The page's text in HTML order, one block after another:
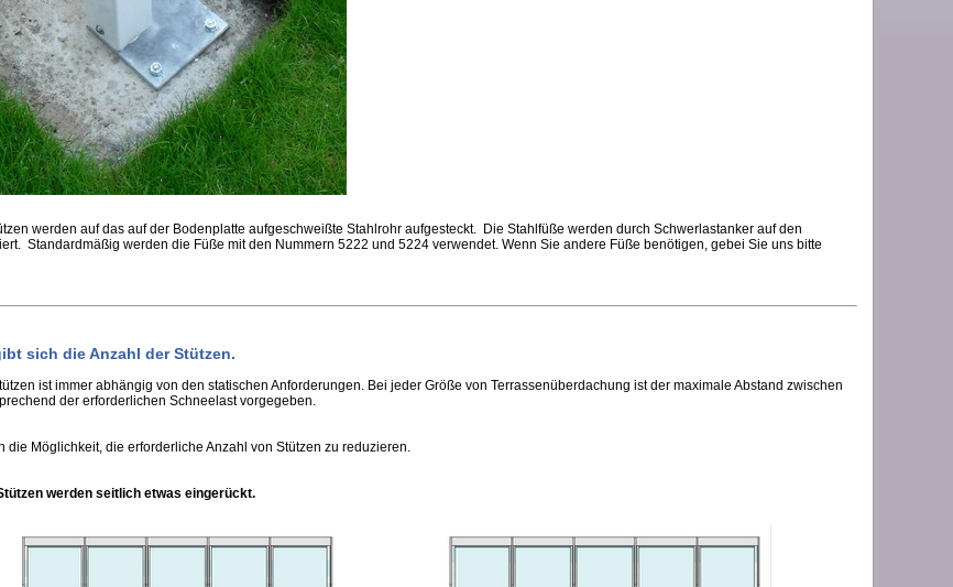
werden auf das auf der Bodenplatte aufgeschweißte Stahlrohr aufgesteckt. Die Stahlfüße werden durch Schwerlastanker auf den
Standardmäßig werden die Füße mit den Nummern 5222 und 5224 verwendet. Wenn Sie andere Füße benötigen, gebei Sie uns bitte
sich die Anzahl der Stützen.
ist immer abhängig von den statischen Anforderungen. Bei jeder Größe von Terrassenüberdachung ist der maximale Abstand zwischen
der erforderlichen Schneelast vorgegeben.
die Möglichkeit, die erforderliche Anzahl von Stützen zu reduzieren.
werden seitlich etwas eingerückt.